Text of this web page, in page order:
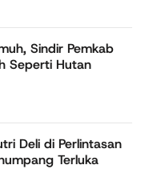
Sindir Pemkab
Seperti Hutan
Deli di Perlintasan
Terluka